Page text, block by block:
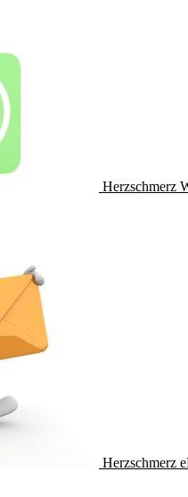
Herzschmerz
Herzschmerz